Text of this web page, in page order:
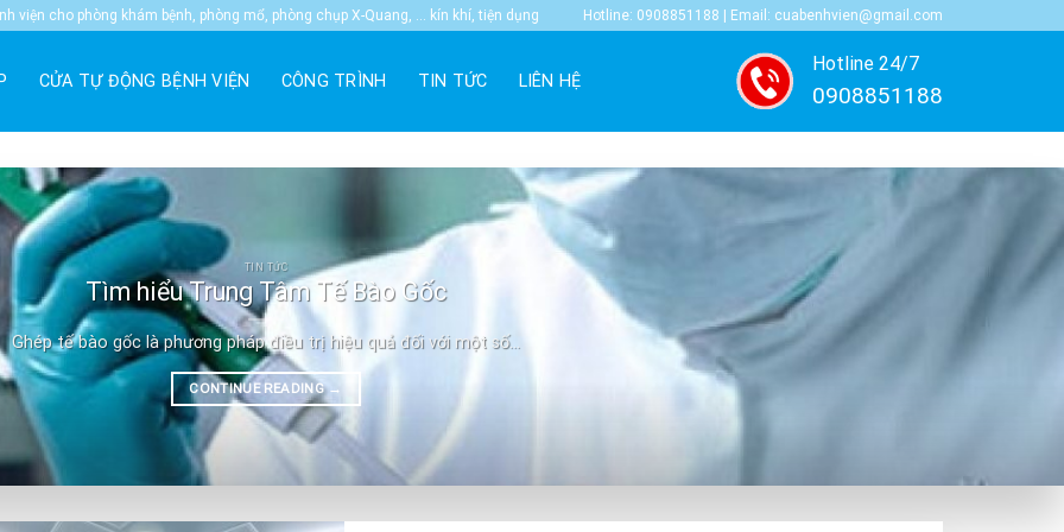
viện cho phòng khám bệnh, phòng mổ, phòng chụp X-Quang, … kín khí, tiện dụng Hotline: 0908851188 | Email: cuabenhvien@gmail.com
CỬA TỰ ĐỘNG BỆNH VIỆN CÔNG TRÌNH TIN TỨC LIÊN HỆ
Hotline 24/7
0908851188
TIN TỨC
Tìm hiểu Trung Tâm Tế Bào Gốc
Ghép tế bào gốc là phương pháp điều trị hiệu quả đối với một số...
CONTINUE READING→